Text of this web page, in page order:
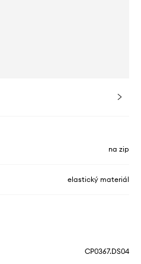
na zip
elastický materiál
CP0367.DS04